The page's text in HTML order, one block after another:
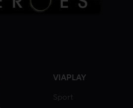
VIAPLAY
Sport